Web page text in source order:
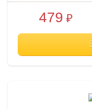
479 ₽